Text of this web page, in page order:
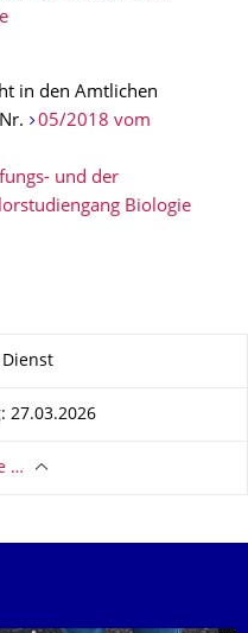
in den Amtlichen
05/2018 vom
und der
Biologie
27.03.2026
…